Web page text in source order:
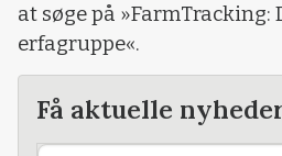
at søge på
erfagruppe«.
Få aktuelle